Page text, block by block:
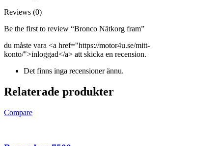
Reviews (0)
Be the first to review “Bronco Nätkorg fram”
du måste vara <a href="https://motor4u.se/mitt-
konto/">inloggad</a> att skicka en recension.
Det finns inga recensioner ännu.
Relaterade produkter
Compare